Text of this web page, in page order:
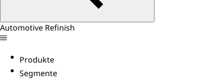
Automotive Refinish
Produkte
Segmente